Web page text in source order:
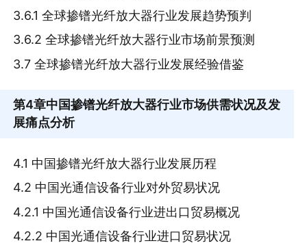
3.6.1 全球掺镨光纤放大器行业发展趋势预判
3.6.2 全球掺镨光纤放大器行业市场前景预测
3.7 全球掺镨光纤放大器行业发展经验借鉴
第4章中国掺镨光纤放大器行业市场供需状况及发
展痛点分析
4.1 中国掺镨光纤放大器行业发展历程
4.2 中国光通信设备行业对外贸易状况
4.2.1 中国光通信设备行业进出口贸易概况
4.2.2 中国光通信设备行业进口贸易状况